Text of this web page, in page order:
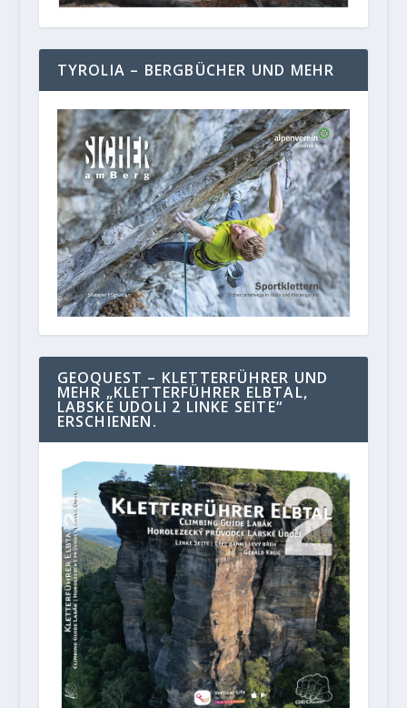
TYROLIA – BERGBÜCHER UND MEHR
GEOQUEST – KLETTERFÜHRER UND
MEHR „KLETTERFÜHRER ELBTAL,
LABSKE UDOLI 2 LINKE SEITE“
ERSCHIENEN.